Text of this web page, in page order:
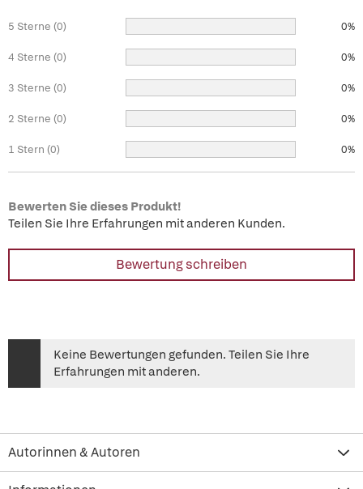
5 Sterne (0) 0%
4 Sterne (0) 0%
3 Sterne (0) 0%
2 Sterne (0) 0%
1 Stern (0) 0%
Bewerten Sie dieses Produkt!
Teilen Sie Ihre Erfahrungen mit anderen Kunden.
Bewertung schreiben
Keine Bewertungen gefunden. Teilen Sie Ihre
Erfahrungen mit anderen.
Autorinnen & Autoren